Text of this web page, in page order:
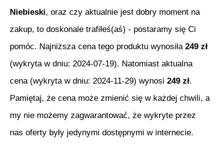
Niebieski, oraz czy aktualnie jest dobry moment na
zakup, to doskonale trafiłeś(aś) - postaramy się Ci
pomóc. Najniższa cena tego produktu wynosiła 249 zł
(wykryta w dniu: 2024-07-19). Natomiast aktualna
cena (wykryta w dniu: 2024-11-29) wynosi 249 zł.
Pamiętaj, że cena może zmienić się w każdej chwili, a
my nie możemy zagwarantować, że wykryte przez
nas oferty były jedynymi dostępnymi w internecie.